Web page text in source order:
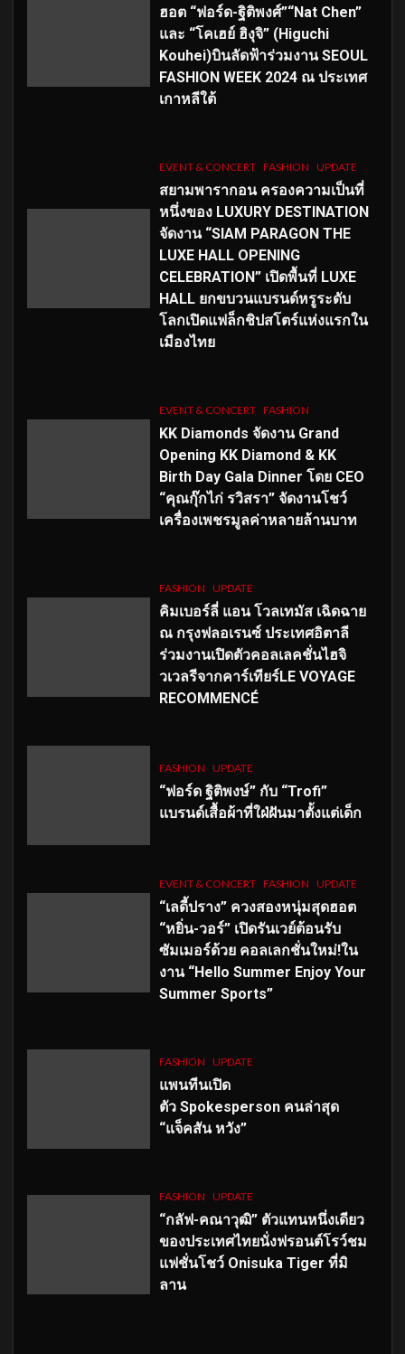
ฮอต “ฟอร์ด-ฐิติพงศ์”“Nat Chen”
และ “โคเฮย์ ฮิงุจิ” (Higuchi
Kouhei)บินลัดฟ้าร่วมงาน SEOUL
FASHION WEEK 2024 ณ ประเทศ
เกาหลีใต้
EVENT & CONCERT FASHION UPDATE
สยามพารากอน ครองความเป็นที่
หนึ่งของ LUXURY DESTINATION
จัดงาน “SIAM PARAGON THE
LUXE HALL OPENING
CELEBRATION” เปิดพื้นที่ LUXE
HALL ยกขบวนแบรนด์หรูระดับ
โลกเปิดแฟล็กชิปสโตร์แห่งแรกใน
เมืองไทย
EVENT & CONCERT FASHION
KK Diamonds จัดงาน Grand
Opening KK Diamond & KK
Birth Day Gala Dinner โดย CEO
“คุณกุ๊กไก่ รวิสรา” จัดงานโชว์
เครื่องเพชรมูลค่าหลายล้านบาท
FASHION UPDATE
คิมเบอร์ลี่ แอน โวลเทมัส เฉิดฉาย
ณ กรุงฟลอเรนซ์ ประเทศอิตาลี
ร่วมงานเปิดตัวคอลเลคชั่นไฮจิ
วเวลรีจากคาร์เทียร์LE VOYAGE
RECOMMENCÉ
FASHION UPDATE
“ฟอร์ด ฐิติพงษ์” กับ “Trofi”
แบรนด์เสื้อผ้าที่ใฝ่ฝันมาตั้งแต่เด็ก
EVENT & CONCERT FASHION UPDATE
“เลดี้ปราง” ควงสองหนุ่มสุดฮอต
“หยิ่น-วอร์” เปิดรันเวย์ต้อนรับ
ซัมเมอร์ด้วย คอลเลกชั่นใหม่!ใน
งาน “Hello Summer Enjoy Your
Summer Sports”
FASHION UPDATE
แพนทีนเปิด
ตัว Spokesperson คนล่าสุด
“แจ็คสัน หวัง”
FASHION UPDATE
“กลัฟ-คณาวุฒิ” ตัวแทนหนึ่งเดียว
ของประเทศไทยนั่งฟรอนต์โรว์ชม
แฟชั่นโชว์ Onisuka Tiger ที่มิ
ลาน